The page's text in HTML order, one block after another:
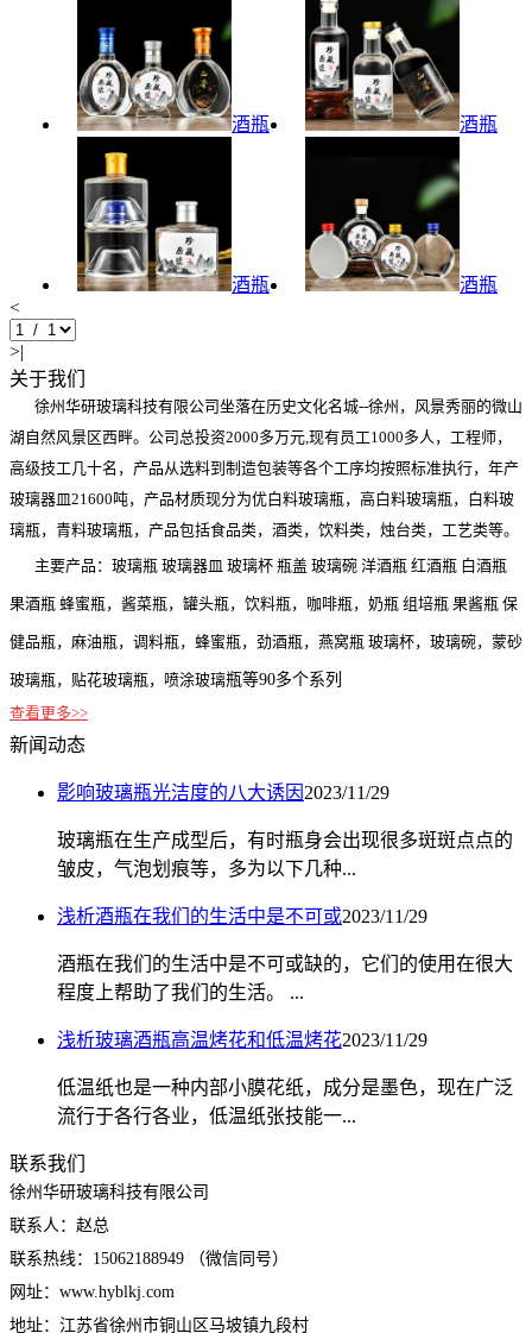
酒瓶 酒瓶
酒瓶 酒瓶
<
>|
关于我们
徐州华研玻璃科技有限公司坐落在历史文化名城--徐州，风景秀丽的微山
湖自然风景区西畔。公司总投资2000多万元,现有员工1000多人，工程师，
高级技工几十名，产品从选料到制造包装等各个工序均按照标准执行，年产
玻璃器皿21600吨，产品材质现分为优白料玻璃瓶，高白料玻璃瓶，白料玻
璃瓶，青料玻璃瓶，产品包括食品类，酒类，饮料类，烛台类，工艺类等。
主要产品：玻璃瓶 玻璃器皿 玻璃杯 瓶盖 玻璃碗 洋酒瓶 红酒瓶 白酒瓶
果酒瓶 蜂蜜瓶，酱菜瓶，罐头瓶，饮料瓶，咖啡瓶，奶瓶 组培瓶 果酱瓶 保
健品瓶，麻油瓶，调料瓶，蜂蜜瓶，劲酒瓶，燕窝瓶 玻璃杯，玻璃碗，蒙砂
玻璃瓶，贴花玻璃瓶，喷涂玻璃瓶等90多个系列
查看更多>>
新闻动态
影响玻璃瓶光洁度的八大诱因 2023/11/29
玻璃瓶在生产成型后，有时瓶身会出现很多斑斑点点的
皱皮，气泡划痕等，多为以下几种...
浅析酒瓶在我们的生活中是不可或2023/11/29
酒瓶在我们的生活中是不可或缺的，它们的使用在很大
程度上帮助了我们的生活。 ...
浅析玻璃酒瓶高温烤花和低温烤花2023/11/29
低温纸也是一种内部小膜花纸，成分是墨色，现在广泛
流行于各行各业，低温纸张技能一...
联系我们
徐州华研玻璃科技有限公司
联系人：赵总
联系热线：15062188949 （微信同号）
网址：www.hyblkj.com
地址：江苏省徐州市铜山区马坡镇九段村